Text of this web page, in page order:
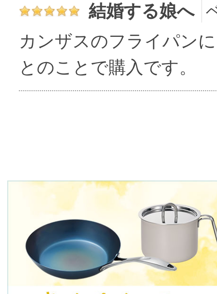
結婚する娘へ
カンザスのフライパン
とのことで購入です。